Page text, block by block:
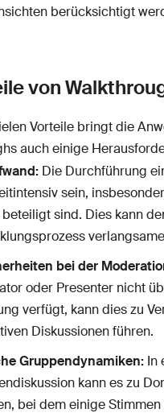
berücksichtigt
von
Vorteile bringt die
auch einige
Die Durchführung
sein,
beteiligt sind. Dies kann
bei der
oder Presenter nicht
verfügt, kann dies zu
Diskussionen führen.
Gruppendynamiken: In
kann es zu
bei dem einige